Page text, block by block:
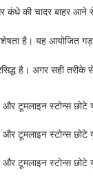
कंधे की चादर बाहर आने
विशेषता है। यह आयोजित
है। अगर सही